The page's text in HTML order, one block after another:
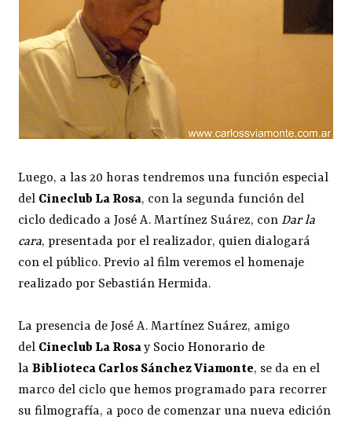
Luego, a las 20 horas tendremos una función especial
del Cineclub La Rosa, con la segunda función del
ciclo dedicado a José A. Martínez Suárez, conDar la
cara, presentada por el realizador, quien dialogará
con el público. Previo al film veremos el homenaje
realizado por Sebastián Hermida.
La presencia de José A. Martínez Suárez, amigo
del Cineclub La Rosay Socio Honorario de
laBiblioteca Carlos Sánchez Viamonte, se da en el
marco del ciclo que hemos programado para recorrer
su filmografía, a poco de comenzar una nueva edición